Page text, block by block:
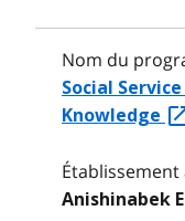
Nom du
Social
Knowledge
Anishinabek